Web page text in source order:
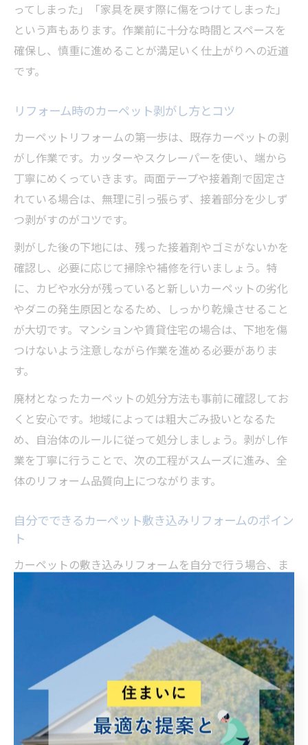
ってしまった」「家具を戻す際に傷をつけてしまった」
という声もあります。作業前に十分な時間とスペースを
確保し、慎重に進めることが満足いく仕上がりへの近道
です。
リフォーム時のカーペット剥がし方とコツ
カーペットリフォームの第一歩は、既存カーペットの剥
がし作業です。カッターやスクレーパーを使い、端から
丁寧にめくっていきます。両面テープや接着剤で固定さ
れている場合は、無理に引っ張らず、接着部分を少しず
つ剥がすのがコツです。
剥がした後の下地には、残った接着剤やゴミがないかを
確認し、必要に応じて掃除や補修を行いましょう。特
に、カビや水分が残っていると新しいカーペットの劣化
やダニの発生原因となるため、しっかり乾燥させること
が大切です。マンションや賃貸住宅の場合は、下地を傷
つけないよう注意しながら作業を進める必要がありま
す。
廃材となったカーペットの処分方法も事前に確認してお
くと安心です。地域によっては粗大ごみ扱いとなるた
め、自治体のルールに従って処分しましょう。剥がし作
業を丁寧に行うことで、次の工程がスムーズに進み、全
体のリフォーム品質向上につながります。
自分でできるカーペット敷き込みリフォームのポイン
ト
カーペットの敷き込みリフォームを自分で行う場合、ま
着剤を使い、端から順に固定していくことでズレや浮き
敷き込み作業の際は、カーペットのシワやたるみが出な
いよう、ローラーやストレッチャーで均一に伸ばすのが
コツです。特に部屋の角やドア周りは丁寧に仕上げるこ
とで、見た目の美しさと耐久性が向上します。また、敷